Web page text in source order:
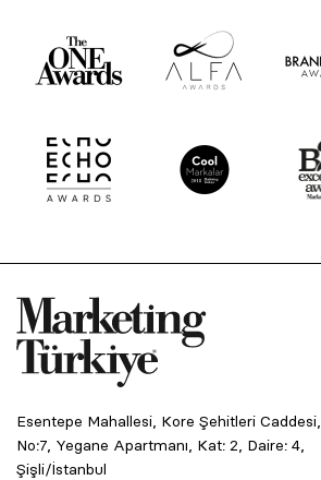
Esentepe Mahallesi, Kore Şehitleri Caddesi,
No:7, Yegane Apartmanı, Kat: 2, Daire: 4,
Şişli/İstanbul